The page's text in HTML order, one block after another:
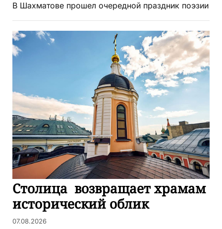
В Шахматове прошел очередной праздник поэзии
Столица возвращает храмам
исторический облик
07.08.2026